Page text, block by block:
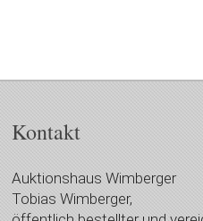
Kontakt
Auktionshaus Wimberger
Tobias Wimberger,